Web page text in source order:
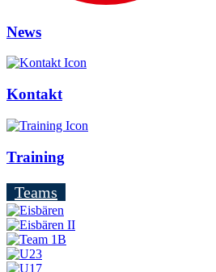
News
Kontakt
Training
Teams